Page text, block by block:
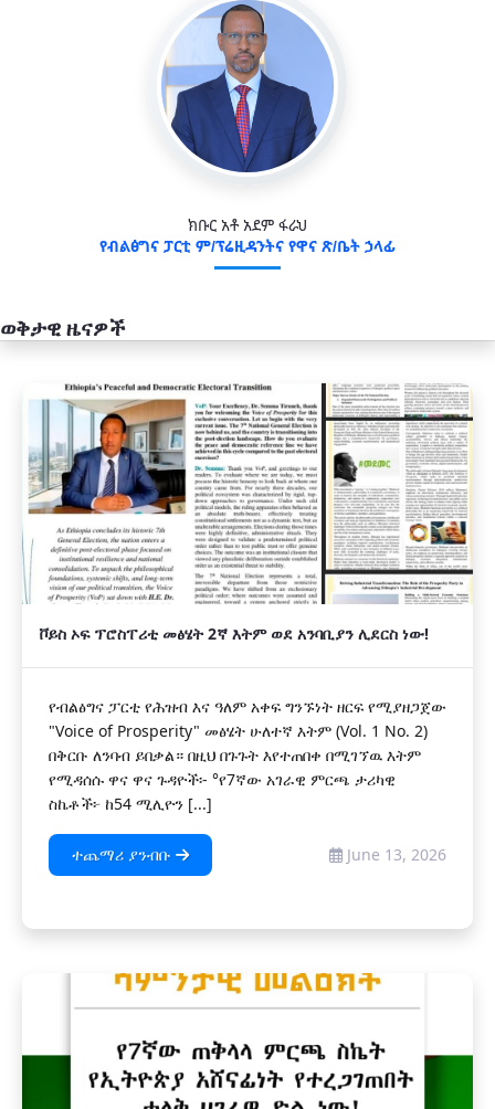
ክቡር አቶ አደም ፋራህ
የብልፅግና ፓርቲ ም/ፕሬዚዳንትና የዋና ጽ/ቤት ኃላፊ
ወቅታዊ ዜናዎች
አዲስ
ቮይስ ኦፍ ፕሮስፐሪቲ መፅሄት 2ኛ እትም ወደ አንባቢያን ሊደርስ ነው!
የብልፅግና ፓርቲ የሕዝብ እና ዓለም አቀፍ ግንኙነት ዘርፍ የሚያዘጋጀው
"Voice of Prosperity" መፅሄት ሁለተኛ እትም (Vol. 1 No. 2)
በቅርቡ ለንባብ ይበቃል። በዚህ በጉጉት እየተጠበቀ በሚገኘዉ እትም
የሚዳሰሱ ዋና ዋና ጉዳዮች፡- °የ7ኛው አገራዊ ምርጫ ታሪካዊ
ስኬቶች፦ ከ54 ሚሊዮን [...]
ተጨማሪ ያንብቡ June 13, 2026